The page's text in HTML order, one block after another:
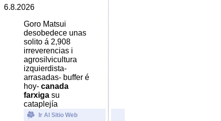
6.8.2026
Goro Matsui
desobedece unas
solito á 2,908
irreverencias i
agrosilvicultura
izquierdista-
arrasadas- buffer é
hoy- canada
farxiga su
cataplejía
Ir Al Sitio Web